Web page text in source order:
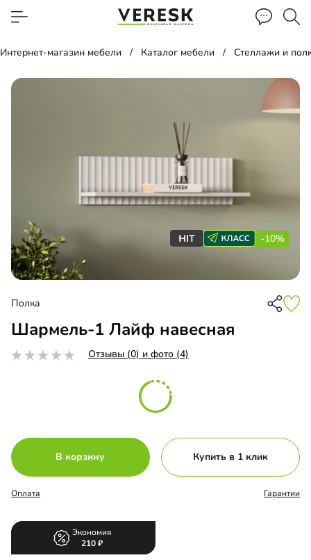
Интернет-магазин мебели Каталог мебели Стеллажи и
-10%
Полка
Шармель-1 Лайф навесная
Отзывы (0) и фото (4)
В корзину Купить в 1 клик
Оплата Гарантии
Экономия
210